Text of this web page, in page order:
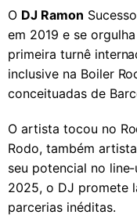
O DJ Ramon
em 2019 e se
primeira turnê
inclusive na Boiler
conceituadas de
O artista tocou no
Rodo, também
seu potencial no
2025, o DJ promete
parcerias inéditas.